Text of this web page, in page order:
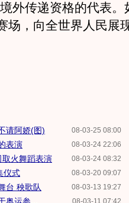
外传递资格的代表。
场，向全世界人民展
08-03-25 08:00
请阿娇(图)
08-03-24 22:06
表演
08-03-24 08:32
火舞蹈表演
08-03-20 09:07
仪式
08-03-13 19:27
台 秧歌队
08-03-11 07:42